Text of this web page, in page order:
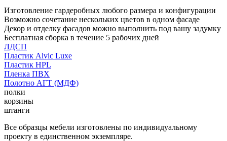
Изготовление гардеробных любого размера и конфигурации
Возможно сочетание нескольких цветов в одном фасаде
Декор и отделку фасадов можно выполнить под вашу задумку
Бесплатная сборка в течение 5 рабочих дней
ЛДСП
Пластик Alvic Luxe
Пластик HPL
Пленка ПВХ
Полотно АГТ (МДФ)
полки
корзины
штанги
Все образцы мебели изготовлены по индивидуальному
проекту в единственном экземпляре.